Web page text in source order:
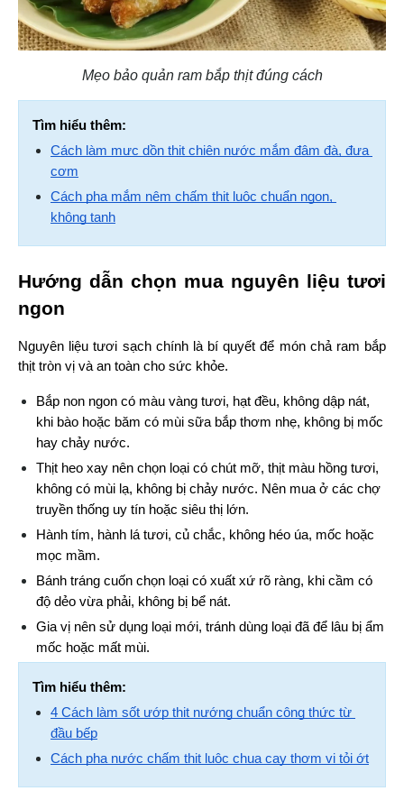
Mẹo bảo quản ram bắp thịt đúng cách
Tìm hiểu thêm:
Cách làm mực dồn thịt chiên nước mắm đậm đà, đưa
cơm
Cách pha mắm nêm chấm thịt luộc chuẩn ngon,
không tanh
Hướng dẫn chọn mua nguyên liệu tươi
ngon
Nguyên liệu tươi sạch chính là bí quyết để món chả ram bắp
thịt tròn vị và an toàn cho sức khỏe.
Bắp non ngon có màu vàng tươi, hạt đều, không dập nát,
khi bào hoặc băm có mùi sữa bắp thơm nhẹ, không bị mốc
hay chảy nước.
Thịt heo xay nên chọn loại có chút mỡ, thịt màu hồng tươi,
không có mùi lạ, không bị chảy nước. Nên mua ở các chợ
truyền thống uy tín hoặc siêu thị lớn.
Hành tím, hành lá tươi, củ chắc, không héo úa, mốc hoặc
mọc mầm.
Bánh tráng cuốn chọn loại có xuất xứ rõ ràng, khi cầm có
độ dẻo vừa phải, không bị bể nát.
Gia vị nên sử dụng loại mới, tránh dùng loại đã để lâu bị ẩm
mốc hoặc mất mùi.
Tìm hiểu thêm:
4 Cách làm sốt ướp thịt nướng chuẩn công thức từ
đầu bếp
Cách pha nước chấm thịt luộc chua cay thơm vị tỏi ớt